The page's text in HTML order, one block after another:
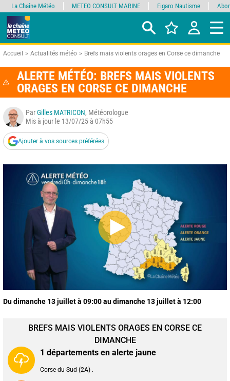
Accueil Actualités météo Brefs mais violents orages en Corse ce dimanche
ALERTE MÉTÉO: BREFS MAIS VIOLENTS
ORAGES EN CORSE CE DIMANCHE
ParGilles MATRICON, Météorologue
Mis à jour le 13/07/25 à 07h55
Ajouter à vos sources préférées
Du dimanche 13 juillet à 09:00 au dimanche 13 juillet à 12:00
BREFS MAIS VIOLENTS ORAGES EN CORSE CE
DIMANCHE
1 départements en alerte jaune
Corse-du-Sud (2A) .
La Chaîne Météo METEO CONSULT MARINE Figaro Nautisme